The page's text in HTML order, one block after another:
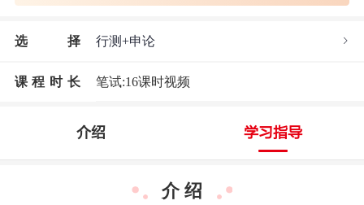
选 择 行测+申论
课程时长 笔试:16课时视频
介绍 学习指导
介 绍